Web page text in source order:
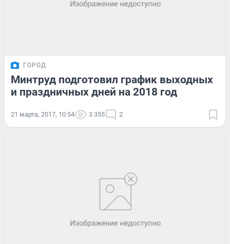
ГОРОД
Минтруд подготовил график выходных
и праздничных дней на 2018 год
21 марта, 2017, 10:54 3 355 2